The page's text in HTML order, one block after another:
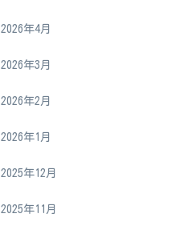
2026年4月
2026年3月
2026年2月
2026年1月
2025年12月
2025年11月